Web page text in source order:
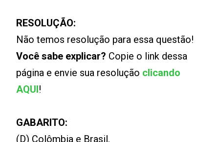
RESOLUÇÃO:
Não temos resolução para essa questão!
Você sabe explicar? Copie o link dessa
página e envie sua resolução clicando
AQUI!
GABARITO:
(D) Colômbia e Brasil.